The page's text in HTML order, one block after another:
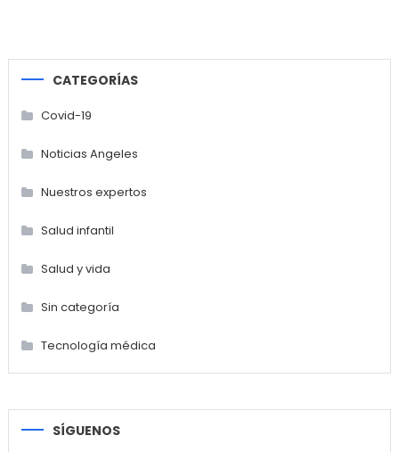
CATEGORÍAS
Covid-19
Noticias Angeles
Nuestros expertos
Salud infantil
Salud y vida
Sin categoría
Tecnología médica
SÍGUENOS